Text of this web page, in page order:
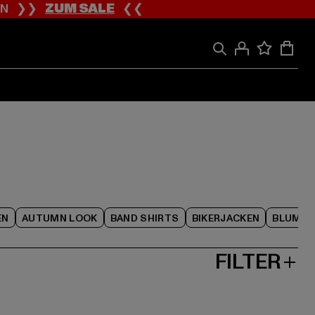
❯❯ZUM SALE❮❮
AUTUMN LOOK BAND SHIRTS BIKERJACKEN
FILTER